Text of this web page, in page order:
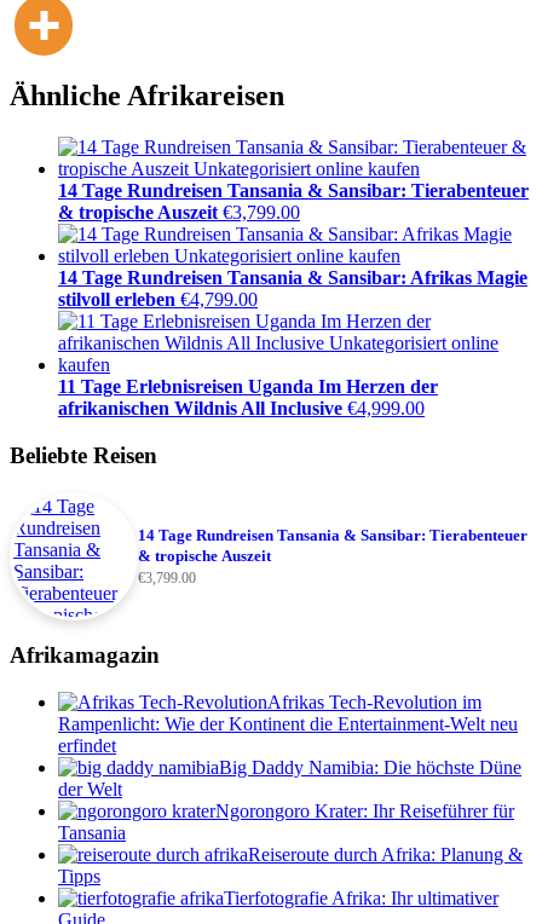
Ähnliche Afrikareisen
14 Tage Rundreisen Tansania & Sansibar: Tierabenteuer
& tropische Auszeit €3,799.00
14 Tage Rundreisen Tansania & Sansibar: Afrikas Magie
stilvoll erleben €4,799.00
11 Tage Erlebnisreisen Uganda Im Herzen der
afrikanischen Wildnis All Inclusive €4,999.00
Beliebte Reisen
14 Tage Rundreisen Tansania & Sansibar: Tierabenteuer
& tropische Auszeit
€3,799.00
Afrikamagazin
Afrikas Tech-Revolution im
Rampenlicht: Wie der Kontinent die Entertainment-Welt neu
erfindet
Big Daddy Namibia: Die höchste Düne
der Welt
Ngorongoro Krater: Ihr Reiseführer für
Tansania
Reiseroute durch Afrika: Planung &
Tipps
Tierfotografie Afrika: Ihr ultimativer